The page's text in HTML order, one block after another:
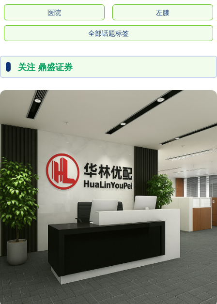
医院 左膝
全部话题标签
关注 鼎盛证券